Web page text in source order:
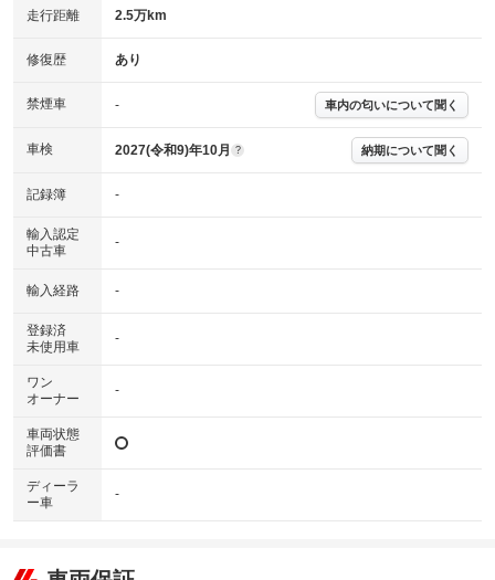
走行距離 2.5万km
修復歴 あり
禁煙車 - 車内の匂いについて聞く
車検 2027(令和9)年10月 ? 納期について聞く
記録簿 -
輸入認定
中古車
-
輸入経路 -
登録済
未使用車
-
ワン
オーナー
-
車両状態
評価書
ディーラ
ー車
-